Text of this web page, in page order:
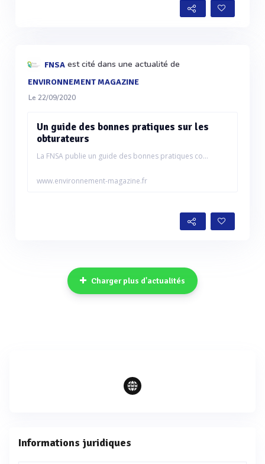
FNSA est cité dans une actualité de
ENVIRONNEMENT MAGAZINE
Le 22/09/2020
Un guide des bonnes pratiques sur les
obturateurs
La FNSA publie un guide des bonnes pratiques co...
www.environnement-magazine.fr
Charger plus d'actualités
Informations juridiques